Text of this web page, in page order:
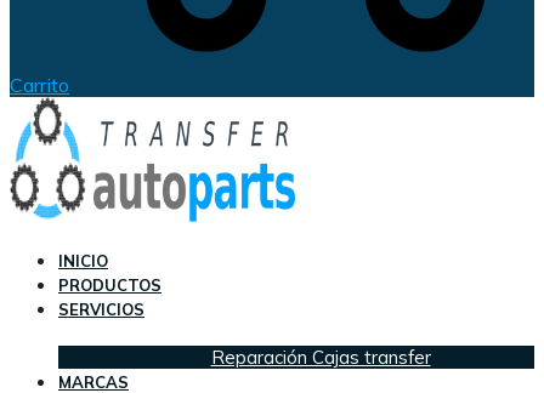
Carrito
INICIO
PRODUCTOS
SERVICIOS
Reparación Cajas transfer
MARCAS